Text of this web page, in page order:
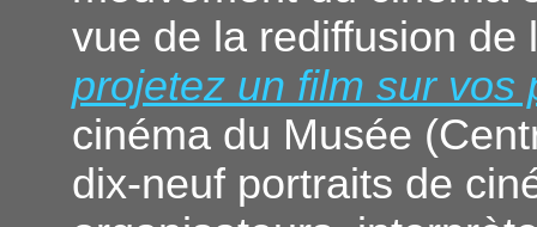
vue de la rediffusion de
projetez un film sur vos
cinéma du Musée
dix-neuf portraits de